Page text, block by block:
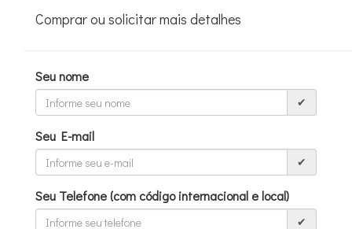
Comprar ou solicitar mais detalhes
Seu nome
✔
Seu E-mail
✔
Seu Telefone (com código internacional e local)
✔